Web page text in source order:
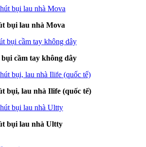
bụi lau nhà Mova
cầm tay không dây
bụi, lau nhà Ilife (quốc tế)
bụi lau nhà Ultty